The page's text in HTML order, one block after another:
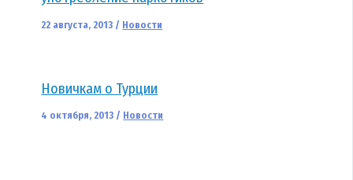
22 августа, 2013 / Новости
Новичкам о Турции
4 октября, 2013 / Новости